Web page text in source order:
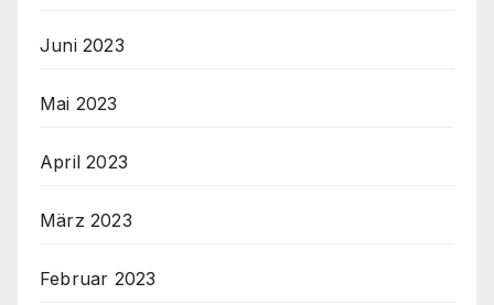
Juni 2023
Mai 2023
April 2023
März 2023
Februar 2023